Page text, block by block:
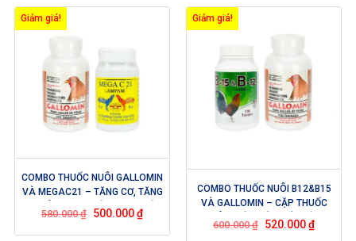
Giảm giá!
COMBO THUỐC NUÔI GALLOMIN
VÀ MEGAC21 – TĂNG CƠ, TĂNG
RÚT NGẮN THỜI GIAN NUÔI KHI
SỬ DỤNG BỘ COMBO NÀY.
580.000₫ 500.000₫
Giảm giá!
COMBO THUỐC NUÔI B12&B15
VÀ GALLOMIN – CẶP THUỐC
NUÔI HOÀN HẢO NỔI TIẾNG
CỦA INTERFARMA USA
600.000₫ 520.000₫